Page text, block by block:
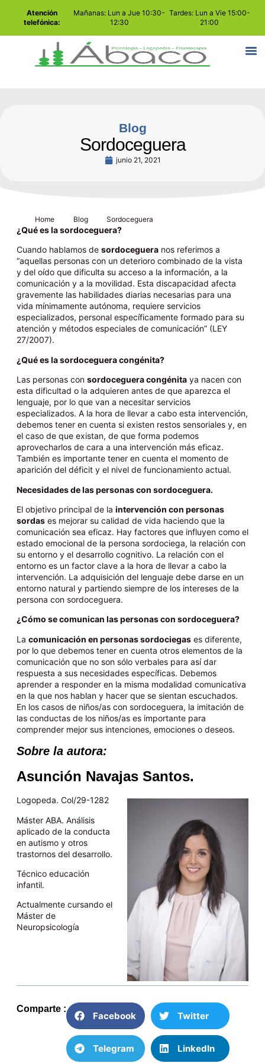
Atención
telefónica:
Mañanas: Lun a Jue 10:30-
12:30
Tardes: Lun a Vie 15:00-
21:00
Blog
Sordoceguera
junio 21, 2021
Home Blog Sordoceguera
¿Qué es la sordoceguera?
Cuando hablamos de sordoceguera nos referimos a
“aquellas personas con un deterioro combinado de la vista
y del oído que dificulta su acceso a la información, a la
comunicación y a la movilidad. Esta discapacidad afecta
gravemente las habilidades diarias necesarias para una
vida mínimamente autónoma, requiere servicios
especializados, personal específicamente formado para su
atención y métodos especiales de comunicación” (LEY
27/2007).
¿Qué es la sordoceguera congénita?
Las personas con sordoceguera congénita ya nacen con
esta dificultad o la adquieren antes de que aparezca el
lenguaje, por lo que van a necesitar servicios
especializados. A la hora de llevar a cabo esta intervención,
debemos tener en cuenta si existen restos sensoriales y, en
el caso de que existan, de que forma podemos
aprovecharlos de cara a una intervención más eficaz.
También es importante tener en cuenta el momento de
aparición del déficit y el nivel de funcionamiento actual.
Necesidades de las personas con sordoceguera.
El objetivo principal de la intervención con personas
sordas es mejorar su calidad de vida haciendo que la
comunicación sea eficaz. Hay factores que influyen como el
estado emocional de la persona sordociega, la relación con
su entorno y el desarrollo cognitivo. La relación con el
entorno es un factor clave a la hora de llevar a cabo la
intervención. La adquisición del lenguaje debe darse en un
entorno natural y partiendo siempre de los intereses de la
persona con sordoceguera.
¿Cómo se comunican las personas con sordoceguera?
La comunicación en personas sordociegas es diferente,
por lo que debemos tener en cuenta otros elementos de la
comunicación que no son sólo verbales para así dar
respuesta a sus necesidades específicas. Debemos
aprender a responder en la misma modalidad comunicativa
en la que nos hablan y hacer que se sientan escuchados.
En los casos de niños/as con sordoceguera, la imitación de
las conductas de los niños/as es importante para
comprender mejor sus intenciones, emociones o deseos.
Sobre la autora:
Asunción Navajas Santos.
Logopeda. Col/29-1282
Máster ABA. Análisis
aplicado de la conducta
en autismo y otros
trastornos del desarrollo.
Técnico educación
infantil.
Actualmente cursando el
Máster de
Neuropsicología
Comparte :
Facebook Twitter
Telegram LinkedIn